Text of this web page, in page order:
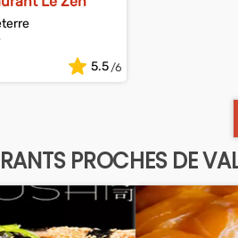
5.5
PROCHES DE